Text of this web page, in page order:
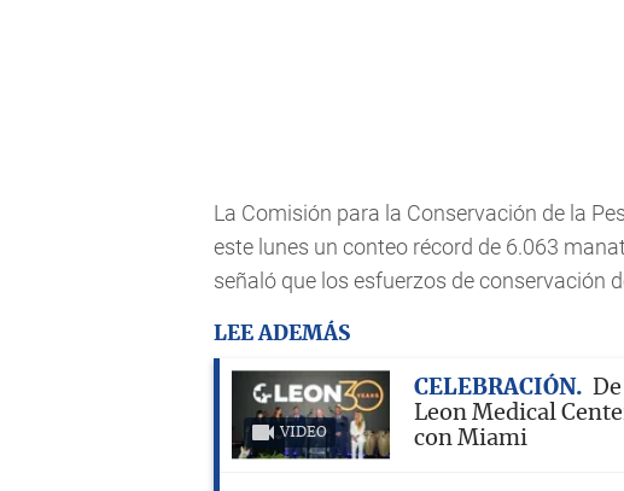
La Comisión para la Conservación de la
este lunes un conteo récord de 6.063
señaló que los esfuerzos de conservación
LEE ADEMÁS
VIDEO
CELEBRACIÓN
Leon Medical
con Miami